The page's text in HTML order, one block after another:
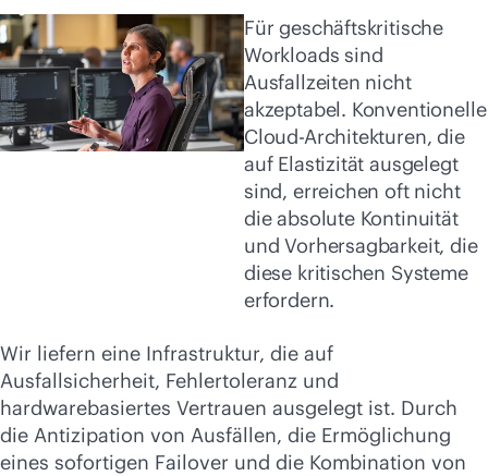
Für geschäftskritische
Workloads sind
Ausfallzeiten nicht
akzeptabel. Konventionelle
Cloud-Architekturen, die
auf Elastizität ausgelegt
sind, erreichen oft nicht
die absolute Kontinuität
und Vorhersagbarkeit, die
diese kritischen Systeme
erfordern.
Wir liefern eine Infrastruktur, die auf
Ausfallsicherheit, Fehlertoleranz und
hardwarebasiertes Vertrauen ausgelegt ist. Durch
die Antizipation von Ausfällen, die Ermöglichung
eines sofortigen Failover und die Kombination von